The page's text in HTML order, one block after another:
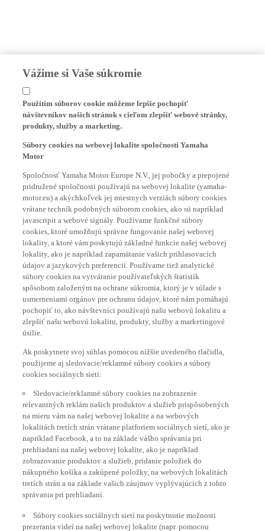
Vážime si Vaše súkromie
Použitím súborov cookie môžeme lepšie pochopiť
návštevníkov našich stránok s cieľom zlepšiť webové stránky,
produkty, služby a marketing.
Súbory cookies na webovej lokalite spoločnosti Yamaha
Motor
Spoločnosť Yamaha Motor Europe N.V., jej pobočky a prepojené
pridružené spoločnosti používajú na webovej lokalite (yamaha-
motor.eu) a akýchkoľvek jej miestnych verziách súbory cookies
vrátane techník podobných súborom cookies, ako sú napríklad
javascripit a webové signály. Používame funkčné súbory
cookies, ktoré umožňujú správne fungovanie našej webovej
lokality, a ktoré vám poskytujú základné funkcie našej webovej
lokality, ako je napríklad zapamätanie vašich prihlasovacích
údajov a jazykových preferencií. Používame tiež analytické
súbory cookies na vytváranie používateľských štatistík
spôsobom založeným na ochrane súkromia, ktorý je v súlade s
usmerneniami orgánov pre ochranu údajov, ktoré nám pomáhajú
pochopiť to, ako návštevníci používajú našu webovú lokalitu a
zlepšiť našu webovú lokalitu, produkty, služby a marketingové
úsilie.
Ak poskytnete svoj súhlas pomocou nižšie uvedeného tlačidla,
použijeme aj sledovacie/reklamné súbory cookies a súbory
cookies sociálnych sietí:
Sledovacie/reklamné súbory cookies na zobrazenie
relevantných reklám našich produktov a služieb prispôsobených
na mieru vám na našej webovej lokalite a na webových
lokalitách tretích strán vrátane platforiem sociálnych sietí, ako je
napríklad Facebook, a to na základe vášho správania pri
prehliadaní na našej webovej lokalite, ako je napríklad
zobrazovanie produktov a služieb, pridanie položiek do
nákupného košíka a zakúpené položky, na webových lokalitách
tretích strán a na základe vašich záujmov vyplývajúcich z tohto
správania pri prehliadaní.
Súbory cookies sociálnych sietí na poskytnutie možnosti
prezerania videí na našej webovej lokalite (napr. pomocou